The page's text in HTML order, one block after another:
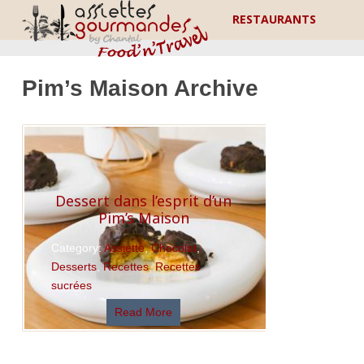
RESTAURANTS
Pim’s Maison Archive
Dessert dans l’esprit d’un
Pim’s Maison
Category:Assiette,Chocolat,
Desserts,Recettes,Recettes
sucrées
Read More